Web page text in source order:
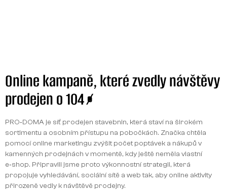
Online kampaně, které zvedly návštěvy
prodejen o 104%
PRO‑DOMA je síť prodejen stavebnin, která staví na širokém
sortimentu a osobním přístupu na pobočkách. Značka chtěla
pomocí online marketingu zvýšit počet poptávek a nákupů v
kamenných prodejnách v momentě, kdy ještě neměla vlastní
e‑shop. Připravili jsme proto výkonnostní strategii, která
propojuje vyhledávání, sociální sítě a web tak, aby online aktivity
přirozeně vedly k návštěvě prodejny.